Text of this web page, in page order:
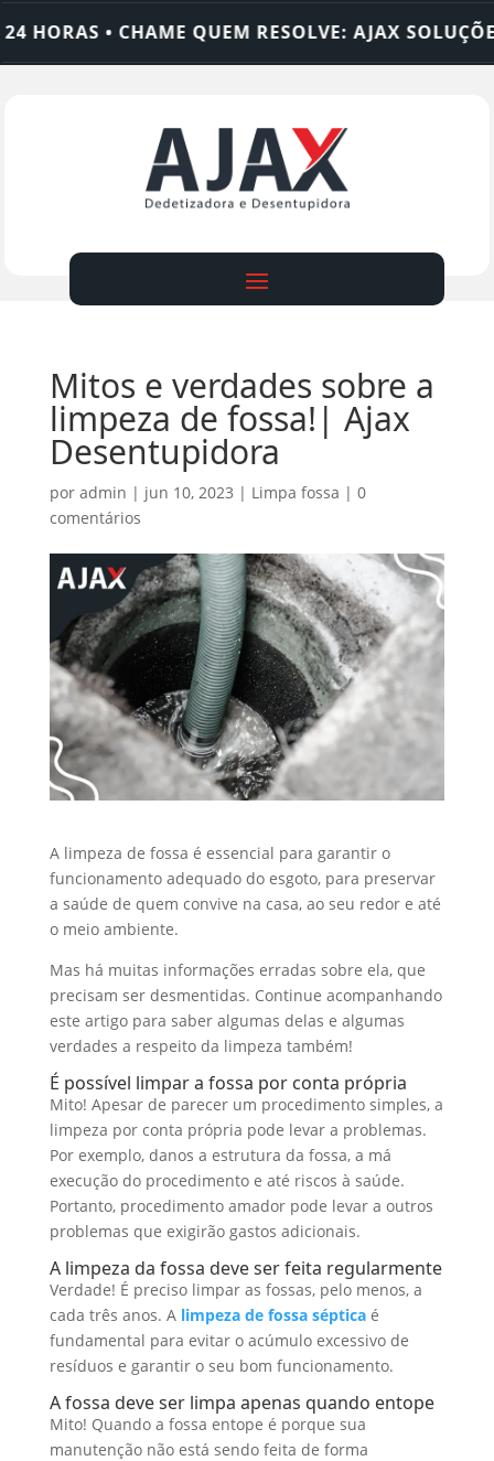
• CHAME QUEM RESOLVE: AJAX SOLUÇÕES
Mitos e verdades sobre a
limpeza de fossa!| Ajax
Desentupidora
por admin | jun 10, 2023 | Limpa fossa | 0
comentários
A limpeza de fossa é essencial para garantir o
funcionamento adequado do esgoto, para preservar
a saúde de quem convive na casa, ao seu redor e até
o meio ambiente.
Mas há muitas informações erradas sobre ela, que
precisam ser desmentidas. Continue acompanhando
este artigo para saber algumas delas e algumas
verdades a respeito da limpeza também!
É possível limpar a fossa por conta própria
Mito! Apesar de parecer um procedimento simples, a
limpeza por conta própria pode levar a problemas.
Por exemplo, danos a estrutura da fossa, a má
execução do procedimento e até riscos à saúde.
Portanto, procedimento amador pode levar a outros
problemas que exigirão gastos adicionais.
A limpeza da fossa deve ser feita regularmente
Verdade! É preciso limpar as fossas, pelo menos, a
cada três anos. A limpeza de fossa sépticaé
fundamental para evitar o acúmulo excessivo de
resíduos e garantir o seu bom funcionamento.
A fossa deve ser limpa apenas quando entope
Mito! Quando a fossa entope é porque sua
manutenção não está sendo feita de forma